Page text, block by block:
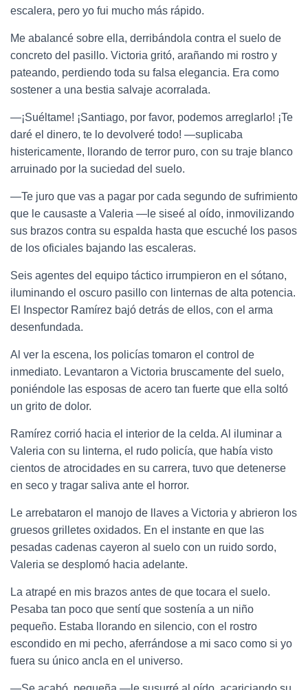
escalera, pero yo fui mucho más rápido.
Me abalancé sobre ella, derribándola contra el suelo de
concreto del pasillo. Victoria gritó, arañando mi rostro y
pateando, perdiendo toda su falsa elegancia. Era como
sostener a una bestia salvaje acorralada.
—¡Suéltame! ¡Santiago, por favor, podemos arreglarlo! ¡Te
daré el dinero, te lo devolveré todo! —suplicaba
histericamente, llorando de terror puro, con su traje blanco
arruinado por la suciedad del suelo.
—Te juro que vas a pagar por cada segundo de sufrimiento
que le causaste a Valeria —le siseé al oído, inmovilizando
sus brazos contra su espalda hasta que escuché los pasos
de los oficiales bajando las escaleras.
Seis agentes del equipo táctico irrumpieron en el sótano,
iluminando el oscuro pasillo con linternas de alta potencia.
El Inspector Ramírez bajó detrás de ellos, con el arma
desenfundada.
Al ver la escena, los policías tomaron el control de
inmediato. Levantaron a Victoria bruscamente del suelo,
poniéndole las esposas de acero tan fuerte que ella soltó
un grito de dolor.
Ramírez corrió hacia el interior de la celda. Al iluminar a
Valeria con su linterna, el rudo policía, que había visto
cientos de atrocidades en su carrera, tuvo que detenerse
en seco y tragar saliva ante el horror.
Le arrebataron el manojo de llaves a Victoria y abrieron los
gruesos grilletes oxidados. En el instante en que las
pesadas cadenas cayeron al suelo con un ruido sordo,
Valeria se desplomó hacia adelante.
La atrapé en mis brazos antes de que tocara el suelo.
Pesaba tan poco que sentí que sostenía a un niño
pequeño. Estaba llorando en silencio, con el rostro
escondido en mi pecho, aferrándose a mi saco como si yo
fuera su único ancla en el universo.